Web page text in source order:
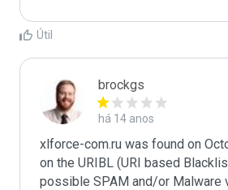
Útil
brockgs
há 14 anos
xlforce-com.ru was found on
on the URIBL (URI based